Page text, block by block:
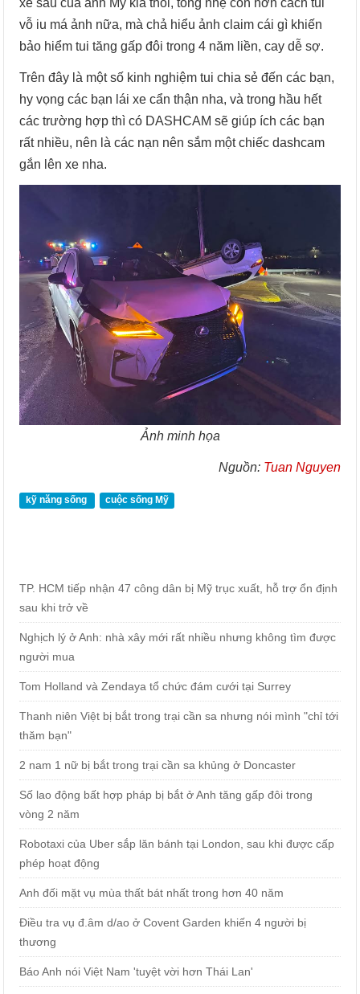
xe sau của anh Mỹ kia thôi, tông nhẹ còn hơn cách tui
vỗ iu má ảnh nữa, mà chả hiểu ảnh claim cái gì khiến
bảo hiểm tui tăng gấp đôi trong 4 năm liền, cay dễ sợ.
Trên đây là một số kinh nghiệm tui chia sẻ đến các bạn,
hy vọng các bạn lái xe cẩn thận nha, và trong hầu hết
các trường hợp thì có DASHCAM sẽ giúp ích các bạn
rất nhiều, nên là các nạn nên sắm một chiếc dashcam
gắn lên xe nha.
Ảnh minh họa
Nguồn: Tuan Nguyen
kỹ năng sống cuộc sống Mỹ
TP. HCM tiếp nhận 47 công dân bị Mỹ trục xuất, hỗ trợ ổn định
sau khi trở về
Nghịch lý ở Anh: nhà xây mới rất nhiều nhưng không tìm được
người mua
Tom Holland và Zendaya tổ chức đám cưới tại Surrey
Thanh niên Việt bị bắt trong trại cần sa nhưng nói mình "chỉ tới
thăm bạn"
2 nam 1 nữ bị bắt trong trại cần sa khủng ở Doncaster
Số lao động bất hợp pháp bị bắt ở Anh tăng gấp đôi trong
vòng 2 năm
Robotaxi của Uber sắp lăn bánh tại London, sau khi được cấp
phép hoạt động
Anh đối mặt vụ mùa thất bát nhất trong hơn 40 năm
Điều tra vụ đ.âm d/ao ở Covent Garden khiến 4 người bị
thương
Báo Anh nói Việt Nam 'tuyệt vời hơn Thái Lan'